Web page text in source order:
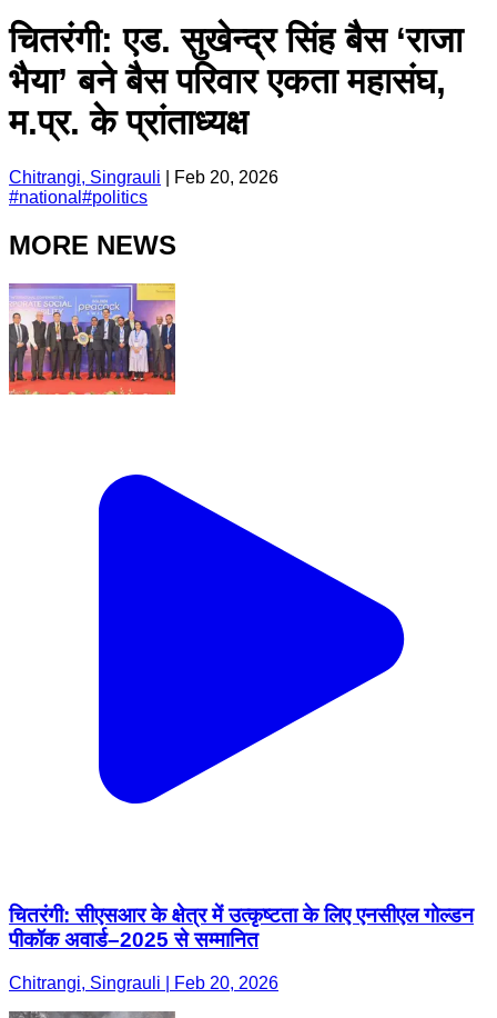
चितरंगी: एड. सुखेन्द्र सिंह बैस ‘राजा
भैया’ बने बैस परिवार एकता महासंघ,
म.प्र. के प्रांताध्यक्ष
Chitrangi, Singrauli
Feb 20, 2026
#national #politics
MORE NEWS
चितरंगी: सीएसआर के क्षेत्र में उत्कृष्टता के लिए एनसीएल गोल्डन
पीकॉक अवार्ड–2025 से सम्मानित
Chitrangi, Singrauli | Feb 20, 2026